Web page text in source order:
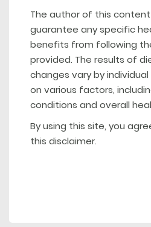
The author of this
guarantee any specific
benefits from following
provided. The results of
changes vary by
on various factors,
conditions and overall
By using this site, you
this disclaimer.